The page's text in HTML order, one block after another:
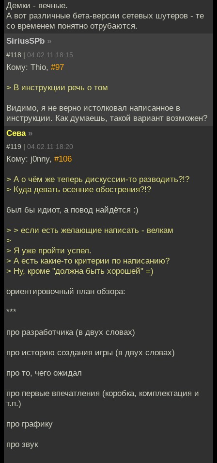
Демки - вечные.
А вот различные бета-версии сетевых шутеров - те
со временем понятно отрубаются.
SiriusSPb »
#118 | 04.02.11 18:15
Кому: Thio, #97
> В инструкции речь о том
Видимо, я не верно истолковал написанное в
инструкции. Как думаешь, такой вариант возможен?
Сева »
#119 | 04.02.11 18:20
Кому: j0nny, #106
> А о чём же теперь дискуссии-то разводить?!?
> Куда девать осенние обострения?!?
был бы идиот, а повод найдётся :)
> > если есть желающие написать - велкам
>
> Я уже пройти успел.
> А есть какие-то критерии по написанию?
> Ну, кроме "должна быть хорошей" =)
ориентировочный план обзора:
***
про разработчика (в двух словах)
про историю создания игры (в двух словах)
про то, чего ожидал
про первые впечатления (коробка, комплектация и
т.п.)
про графику
про звук